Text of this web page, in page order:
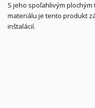
S jeho spoľahlivým
materiálu je tento produkt
inštalácií.